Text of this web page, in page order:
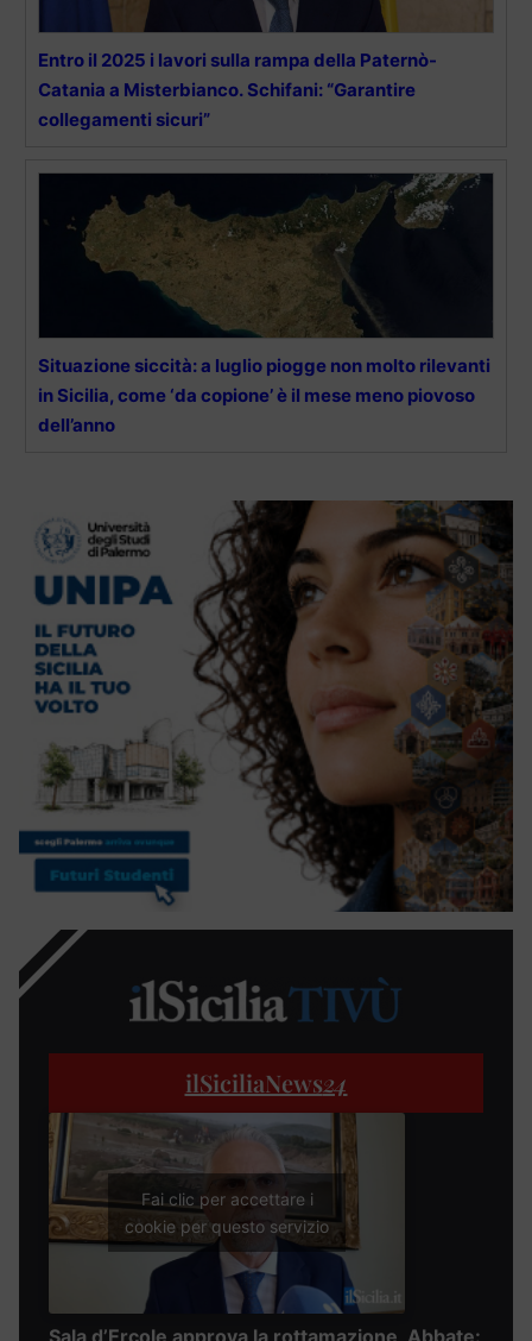
Entro il 2025 i lavori sulla rampa della Paternò-
Catania a Misterbianco. Schifani: “Garantire
collegamenti sicuri”
Situazione siccità: a luglio piogge non molto rilevanti
in Sicilia, come ‘da copione’ è il mese meno piovoso
dell’anno
ilSiciliaNews24
Fai clic per accettare i
cookie per questo servizio
Sala d’Ercole approva la rottamazione, Abbate: